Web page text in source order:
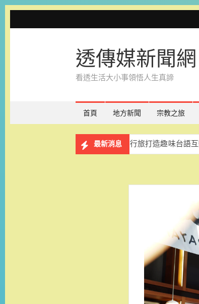
to
透傳媒新聞網
看透生活大小事領悟人生真諦
首頁 地方新聞 宗教之旅
最新消息
費展出一年 台南老爺行旅打造趣味台語互動展